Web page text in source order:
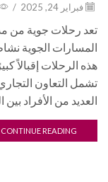
فبراير 24, 2025 /
تعد رحلات جوية من
المسارات الجوية
هذه الرحلات إقبالاً
تشمل التعاون
العديد من الأفراد
CONTINUE READING